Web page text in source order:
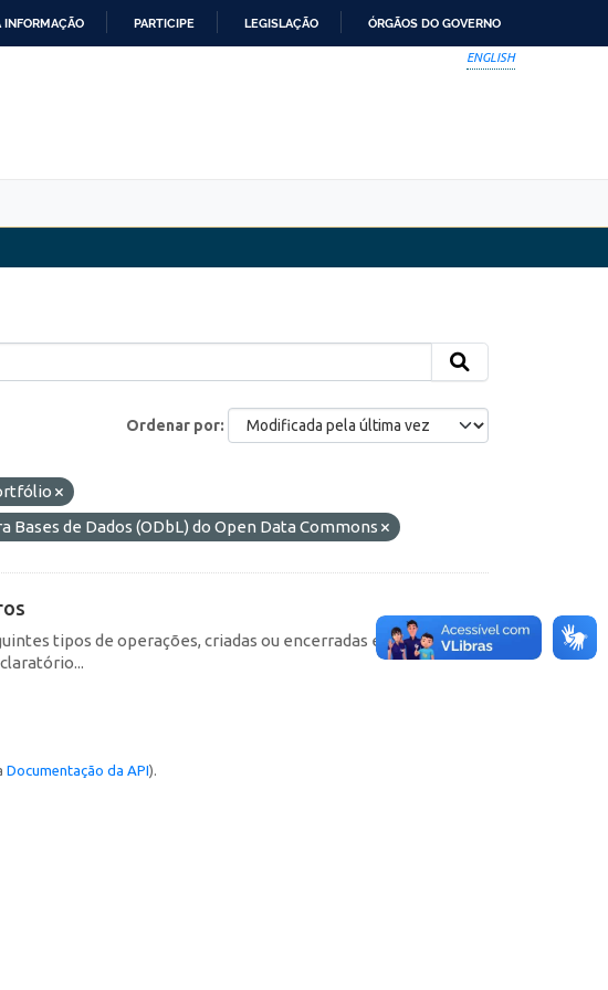
INFORMAÇÃO PARTICIPE LEGISLAÇÃO ÓRGÃOS DO GOVERNO
ENGLISH
Ordenar por
Bases de Dados (ODbL) do Open Data Commons
tipos de operações, criadas ou encerradas em cada
Documentação da API).